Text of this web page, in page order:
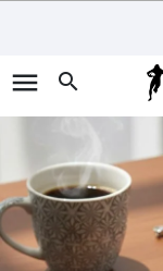
menu search